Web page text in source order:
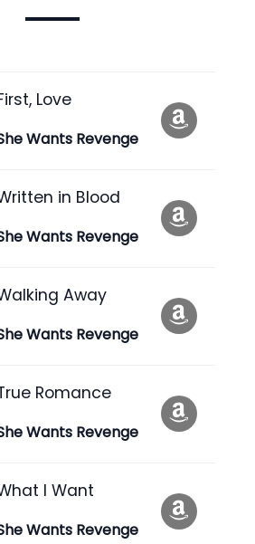
Love
Wants Revenge
in Blood
Wants Revenge
Away
Wants Revenge
Romance
Wants Revenge
I Want
Wants Revenge